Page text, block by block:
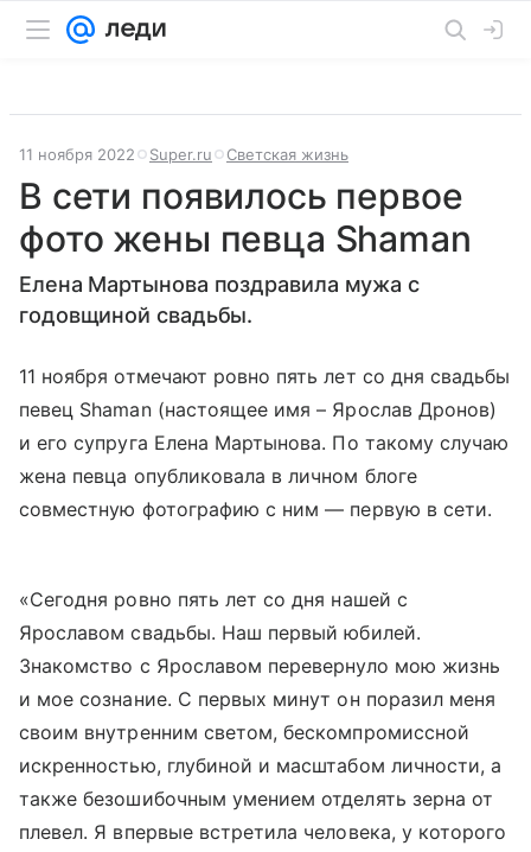
11 ноября 2022 Super.ru Светская жизнь
В сети появилось первое
фото жены певца Shaman
Елена Мартынова поздравила мужа с
годовщиной свадьбы.
11 ноября отмечают ровно пять лет со дня свадьбы
певец Shaman (настоящее имя – Ярослав Дронов)
и его супруга Елена Мартынова. По такому случаю
жена певца опубликовала в личном блоге
совместную фотографию с ним — первую в сети.
«Сегодня ровно пять лет со дня нашей с
Ярославом свадьбы. Наш первый юбилей.
Знакомство с Ярославом перевернуло мою жизнь
и мое сознание. С первых минут он поразил меня
своим внутренним светом, бескомпромиссной
искренностью, глубиной и масштабом личности, а
также безошибочным умением отделять зерна от
плевел. Я впервые встретила человека, у которого